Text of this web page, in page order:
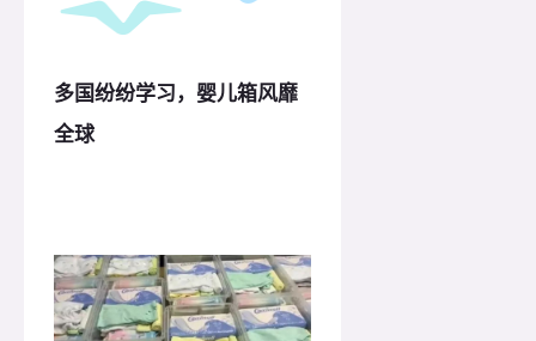
多国纷纷学习，婴儿箱风靡
全球